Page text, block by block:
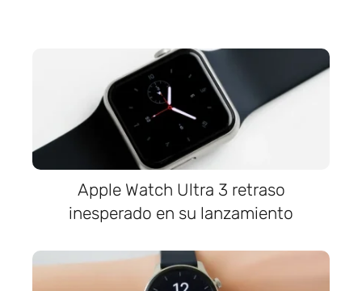
Apple Watch Ultra 3 retraso
inesperado en su lanzamiento